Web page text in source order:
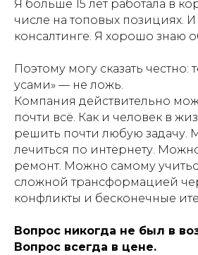
Я больше 15 лет работала в
числе на топовых позициях. И
консалтинге. Я хорошо знаю
Поэтому могу сказать честно:
усами» — не ложь.
Компания действительно
почти всё. Как и человек в
решить почти любую задачу.
лечиться по интернету.
ремонт. Можно самому
сложной трансформацией
конфликты и бесконечные
Вопрос никогда не был в
Вопрос всегда в цене.